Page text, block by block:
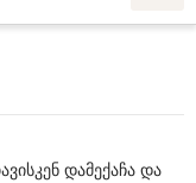
დამექაჩა და